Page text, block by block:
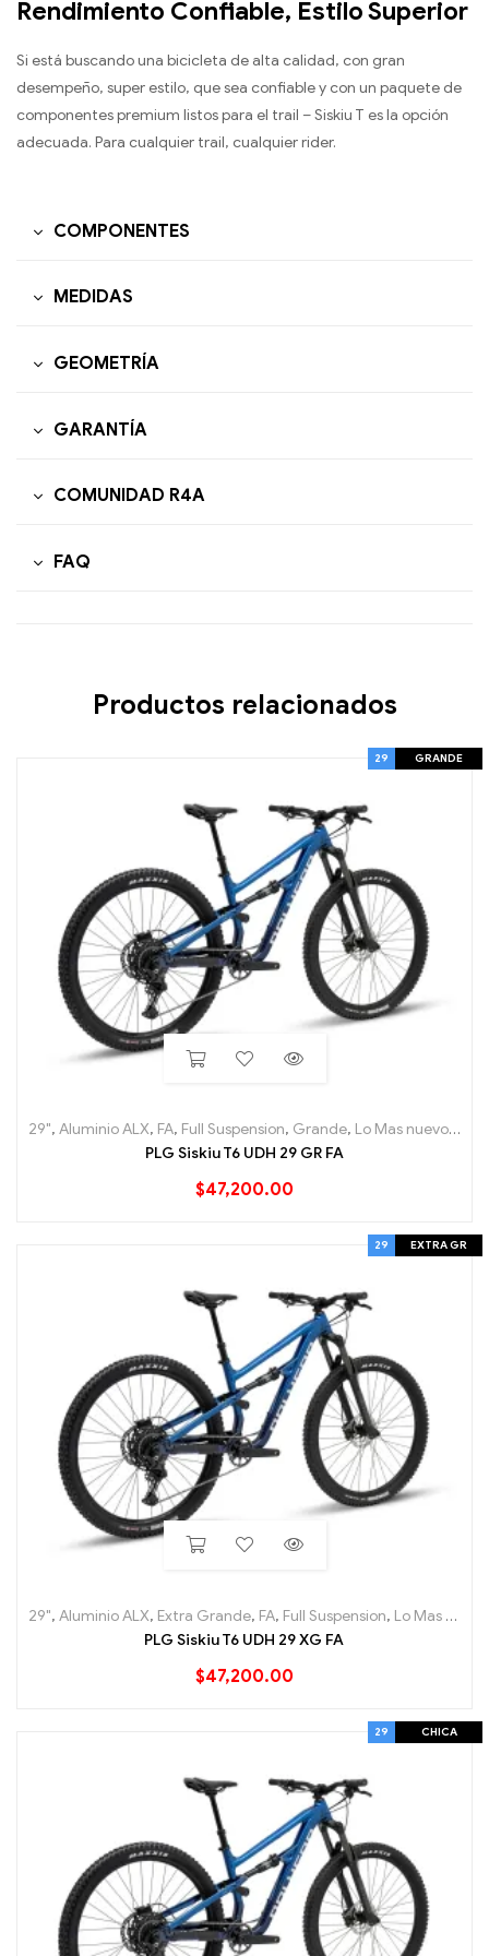
Rendimiento Confiable, Estilo Superior
Si está buscando una bicicleta de alta calidad, con gran
desempeño, super estilo, que sea confiable y con un paquete de
componentes premium listos para el trail – Siskiu T es la opción
adecuada. Para cualquier trail, cualquier rider.
COMPONENTES
MEDIDAS
GEOMETRÍA
GARANTÍA
COMUNIDAD R4A
FAQ
Productos relacionados
29 GRANDE
29", Aluminio ALX, FA, Full Suspension, Grande, Lo Mas nuevo,
PLG Siskiu T6 UDH 29 GR FA
$47,200.00
29 EXTRA GR
29", Aluminio ALX, Extra Grande, FA, Full Suspension, Lo Mas nuevo
PLG Siskiu T6 UDH 29 XG FA
$47,200.00
29 CHICA